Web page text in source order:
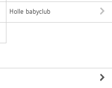
Holle babyclub